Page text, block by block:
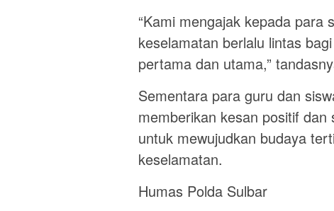
“Kami mengajak kepada para
keselamatan berlalu lintas
pertama dan utama,”
Sementara para guru dan
memberikan kesan positif
untuk mewujudkan budaya
keselamatan.
Humas Polda Sulbar